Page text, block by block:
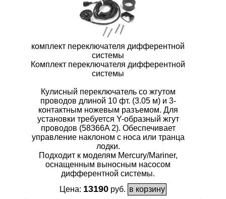
комплект переключателя дифферентной
системы
Комплект переключателя дифферентной
системы
Кулисный переключатель со жгутом
проводов длиной 10 фт. (3.05 м) и 3-
контактным ножевым разъемом. Для
установки требуется Y-образный жгут
проводов (58366A 2). Обеспечивает
управление наклоном с носа или транца
лодки.
Подходит к моделям Mercury/Mariner,
оснащенным выносным насосом
дифферентной системы.
Цена: 13190 руб.